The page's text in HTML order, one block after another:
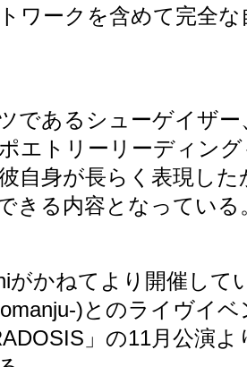
ワークを含めて完全
であるシューゲイザ
エトリーリーディン
自身が長らく表現した
きる内容となっている
がかねてより開催して
)とのライヴイベ
」の11月公演よ